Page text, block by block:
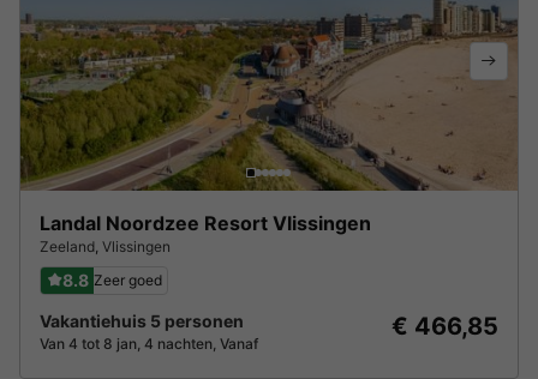
Landal Noordzee Resort Vlissingen
Zeeland Vlissingen
8.8 Zeer goed
Vakantiehuis 5 personen
Van 4 tot 8 jan, 4 nachten, Vanaf
€ 466,85